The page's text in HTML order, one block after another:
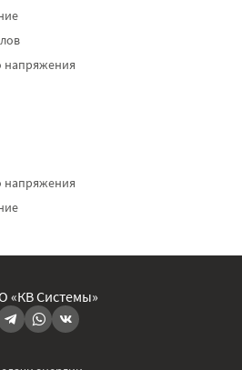
напряжения
напряжения
«КВ Системы»